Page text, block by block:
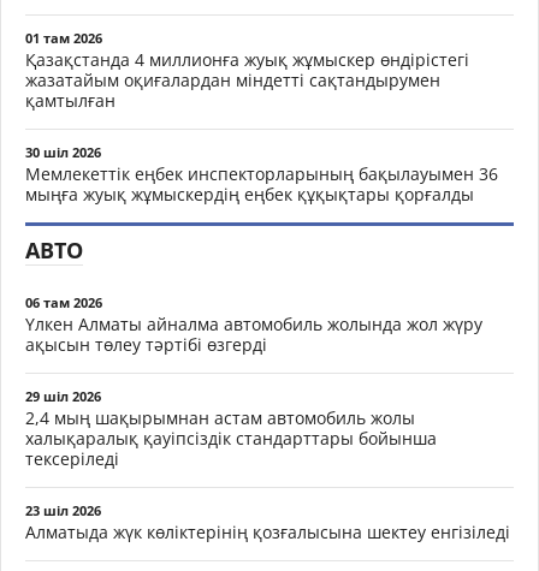
01 там 2026
Қазақстанда 4 миллионға жуық жұмыскер өндірістегі
жазатайым оқиғалардан міндетті сақтандырумен
қамтылған
30 шіл 2026
Мемлекеттік еңбек инспекторларының бақылауымен 36
мыңға жуық жұмыскердің еңбек құқықтары қорғалды
АВТО
06 там 2026
Үлкен Алматы айналма автомобиль жолында жол жүру
ақысын төлеу тәртібі өзгерді
29 шіл 2026
2,4 мың шақырымнан астам автомобиль жолы
халықаралық қауіпсіздік стандарттары бойынша
тексеріледі
23 шіл 2026
Алматыда жүк көліктерінің қозғалысына шектеу енгізіледі